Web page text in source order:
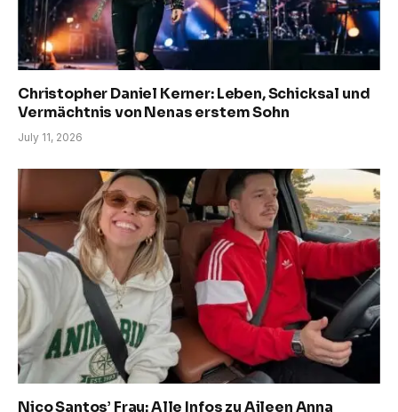
Christopher Daniel Kerner: Leben, Schicksal und
Vermächtnis von Nenas erstem Sohn
July 11, 2026
Nico Santos’ Frau: Alle Infos zu Aileen Anna